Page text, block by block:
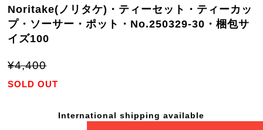
Noritake(ノリタケ)・ティーセット・ティーカッ
プ・ソーサー・ポット・No.250329-30・梱包サ
イズ100
¥4,400
SOLD OUT
International shipping available